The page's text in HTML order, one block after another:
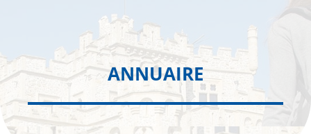
ANNUAIRE